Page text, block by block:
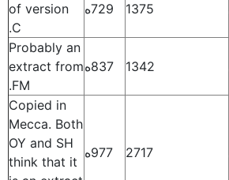
1375 729ه
of version
C.
1342 837ه
Probably an
extract from
FM.
2717 977ه
Copied in
Mecca. Both
OY and SH
think that it